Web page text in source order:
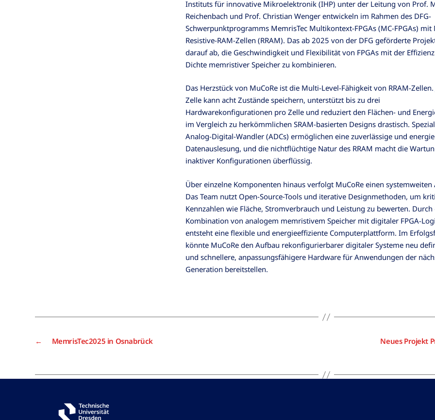
Instituts für innovative Mikroelektronik (IHP) unter der Leitung von Prof.
Reichenbach und Prof. Christian Wenger entwickeln im Rahmen des DFG-
Schwerpunktprogramms MemrisTec Multikontext-FPGAs (MC-FPGAs)
Resistive-RAM-Zellen (RRAM). Das ab 2025 von der DFG geförderte
darauf ab, die Geschwindigkeit und Flexibilität von FPGAs mit der
Dichte memristiver Speicher zu kombinieren.
Das Herzstück von MuCoRe ist die Multi-Level-Fähigkeit von RRAM-Zellen.
Zelle kann acht Zustände speichern, unterstützt bis zu drei
Hardwarekonfigurationen pro Zelle und reduziert den Flächen- und
im Vergleich zu herkömmlichen SRAM-basierten Designs drastisch.
Analog-Digital-Wandler (ADCs) ermöglichen eine zuverlässige und
Datenauslesung, und die nichtflüchtige Natur des RRAM macht die
inaktiver Konfigurationen überflüssig.
Über einzelne Komponenten hinaus verfolgt MuCoRe einen systemweiten
Das Team nutzt Open-Source-Tools und iterative Designmethoden, um
Kennzahlen wie Fläche, Stromverbrauch und Leistung zu bewerten. Durch
Kombination von analogem memristivem Speicher mit digitaler FPGA-
entsteht eine flexible und energieeffiziente Computerplattform. Im
könnte MuCoRe den Aufbau rekonfigurierbarer digitaler Systeme neu
und schnellere, anpassungsfähigere Hardware für Anwendungen der
Generation bereitstellen.
← MemrisTec2025 in Osnabrück Neues Projekt